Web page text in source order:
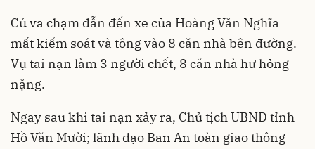
Cú va chạm dẫn đến xe của Hoàng Văn Nghĩa
mất kiểm soát và tông vào 8 căn nhà bên đường.
Vụ tai nạn làm 3 người chết, 8 căn nhà hư hỏng
nặng.
Ngay sau khi tai nạn xảy ra, Chủ tịch UBND tỉnh
Hồ Văn Mười; lãnh đạo Ban An toàn giao thông